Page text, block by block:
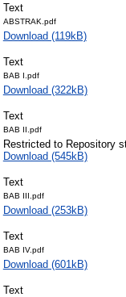
Text
ABSTRAK.pdf
Download (119kB)
Text
BAB I.pdf
Download (322kB)
Text
BAB II.pdf
Restricted to Repository
Download (545kB)
Text
BAB III.pdf
Download (253kB)
Text
BAB IV.pdf
Download (601kB)
Text